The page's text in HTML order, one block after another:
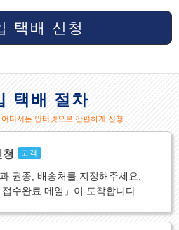
택배 신청
택배 절차
디서든 인터넷으로 간편하게 신청
고객
권종, 배송처를 지정해주세요.
수완료 메일」이 도착합니다.